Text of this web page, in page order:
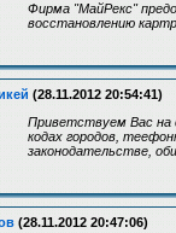
Фирма "МайРекс"
восстановлению
(28.11.2012 20:54:41)
Приветствуем Вас на
кодах городов,
законодательстве,
(28.11.2012 20:47:06)